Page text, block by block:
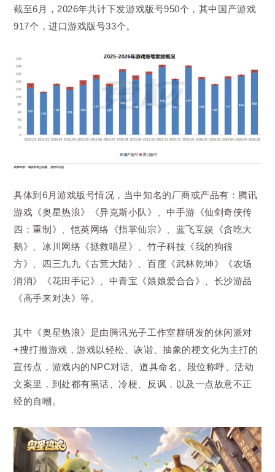
截至6月，2026年共计下发游戏版号950个 ，其中国产游戏
917个，进口游戏版号33个。
具体到6月游戏版号情况，当中知名的厂商或产品有：腾讯
游戏《奥星热浪》《异克斯小队》、中手游《仙剑奇侠传
四：重制》、恺英网络《指掌仙宗》、蓝飞互娱《贪吃大
鹅》、冰川网络《拯救喵星》、竹子科技《我的狗很
方》、四三九九《古荒大陆》、百度《武林乾坤》《农场
消消》《花田手记》、中青宝《娘娘爱合合》、长沙游品
《高手来对决》等。
其中《奥星热浪》是由腾讯光子工作室群研发的休闲派对
+搜打撤游戏，游戏以轻松、诙谐、抽象的梗文化为主打的
宣传点，游戏内的NPC对话、道具命名、段位称呼、活动
文案里，到处都有黑话、冷梗、反讽，以及一点故意不正
经的自嘲。